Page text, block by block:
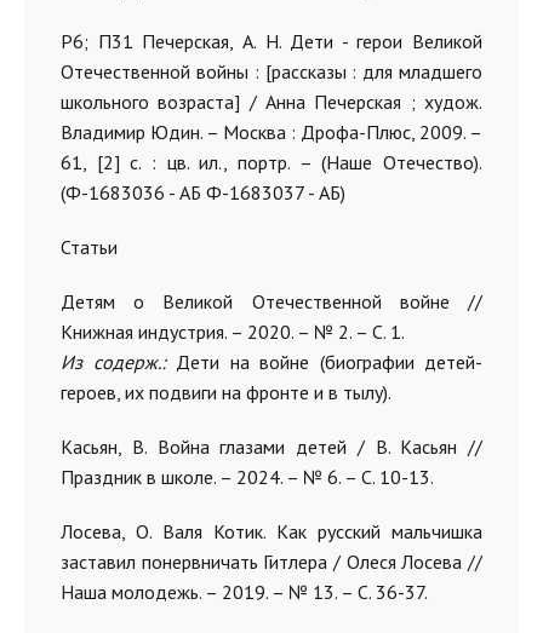
Р6; П31 Печерская, А. Н. Дети - герои Великой
Отечественной войны : [рассказы : для младшего
школьного возраста] / Анна Печерская ; худож.
Владимир Юдин. – Москва : Дрофа-Плюс, 2009. –
61, [2] с. : цв. ил., портр. – (Наше Отечество).
(Ф-1683036 - АБ Ф-1683037 - АБ)
Статьи
Детям о Великой Отечественной войне //
Книжная индустрия. – 2020. – № 2. – С. 1.
Из содерж.: Дети на войне (биографии детей-
героев, их подвиги на фронте и в тылу).
Касьян, В. Война глазами детей / В. Касьян //
Праздник в школе. – 2024. – № 6. – С. 10-13.
Лосева, О. Валя Котик. Как русский мальчишка
заставил понервничать Гитлера / Олеся Лосева //
Наша молодежь. – 2019. – № 13. – С. 36-37.